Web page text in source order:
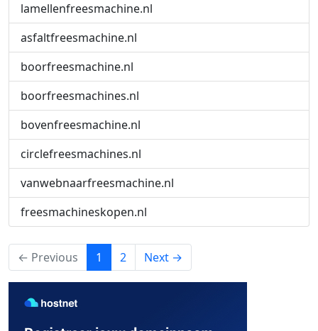
lamellenfreesmachine.nl
asfaltfreesmachine.nl
boorfreesmachine.nl
boorfreesmachines.nl
bovenfreesmachine.nl
circlefreesmachines.nl
vanwebnaarfreesmachine.nl
freesmachineskopen.nl
← Previous 1 (current)
2 Next →